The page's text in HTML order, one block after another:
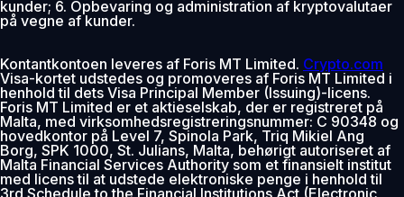
kunder; 6. Opbevaring og administration af kryptovalutaer
på vegne af kunder.
Kontantkontoen leveres af Foris MT Limited. Crypto.com
Visa-kortet udstedes og promoveres af Foris MT Limited i
henhold til dets Visa Principal Member (Issuing)-licens.
Foris MT Limited er et aktieselskab, der er registreret på
Malta, med virksomhedsregistreringsnummer: C 90348 og
hovedkontor på Level 7, Spinola Park, Triq Mikiel Ang
Borg, SPK 1000, St. Julians, Malta, behørigt autoriseret af
Malta Financial Services Authority som et finansielt institut
med licens til at udstede elektroniske penge i henhold til
3rd Schedule to the Financial Institutions Act (Electronic